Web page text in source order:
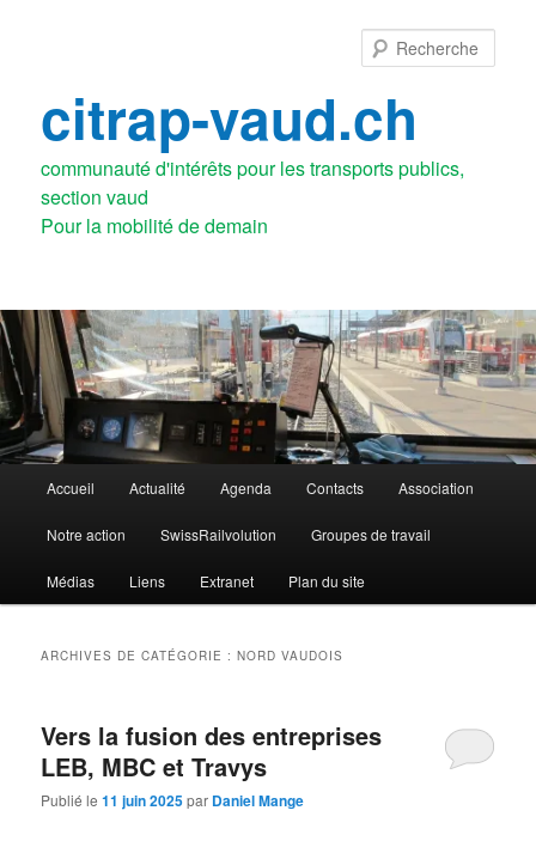
citrap-vaud.ch
communauté d'intérêts pour les transports publics,
section vaud
principal
Accueil Actualité Agenda Contacts Association
Notre action SwissRailvolution Groupes de travail
Médias Liens Extranet Plan du site
ARCHIVES DE CATÉGORIE :NORD VAUDOIS
Vers la fusion des entreprises
LEB, MBC et Travys
Publié le11 juin 2025par Daniel Mange